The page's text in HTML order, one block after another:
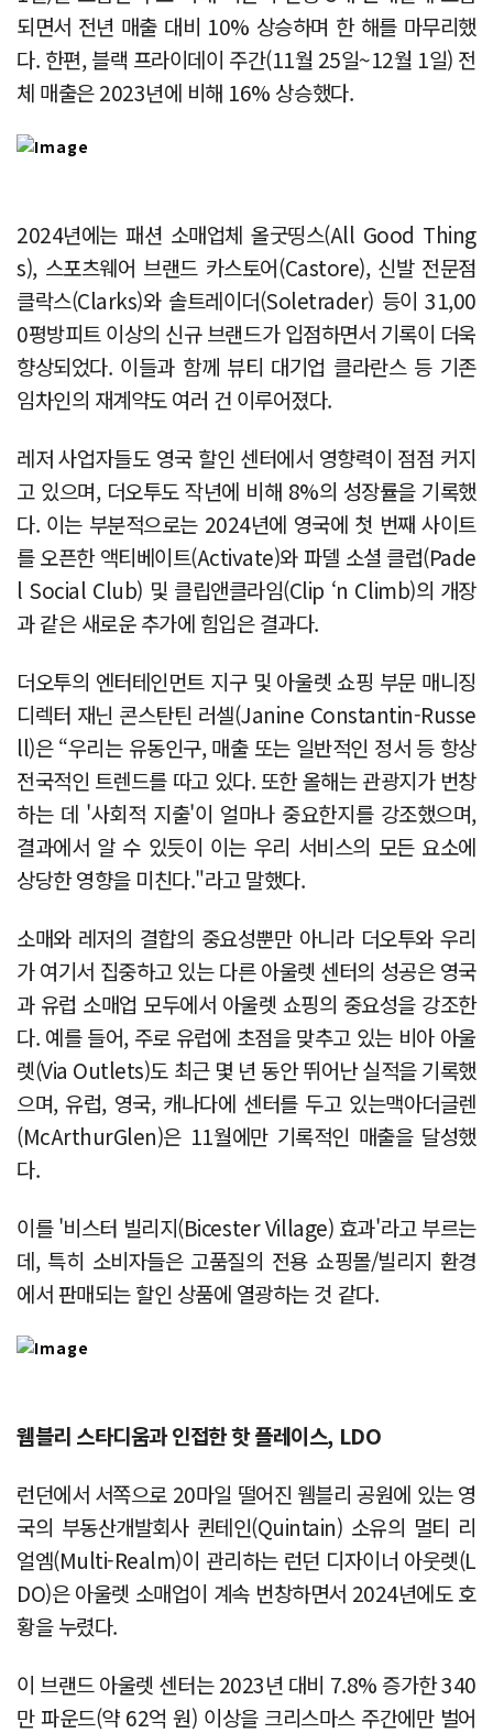
되면서 전년 매출 대비 10% 상승하며 한 해를 마무리했
다. 한편, 블랙 프라이데이 주간(11월 25일~12월 1일) 전
체 매출은 2023년에 비해 16% 상승했다.
2024년에는 패션 소매업체 올굿띵스(All Good Thing
s), 스포츠웨어 브랜드 카스토어(Castore), 신발 전문점
클락스(Clarks)와 솔트레이더(Soletrader) 등이 31,00
0평방피트 이상의 신규 브랜드가 입점하면서 기록이 더욱
향상되었다. 이들과 함께 뷰티 대기업 클라란스 등 기존
임차인의 재계약도 여러 건 이루어졌다.
레저 사업자들도 영국 할인 센터에서 영향력이 점점 커지
고 있으며, 더오투도 작년에 비해 8%의 성장률을 기록했
다. 이는 부분적으로는 2024년에 영국에 첫 번째 사이트
를 오픈한 액티베이트(Activate)와 파델 소셜 클럽(Pade
l Social Club) 및 클립앤클라임(Clip ‘n Climb)의 개장
과 같은 새로운 추가에 힘입은 결과다.
더오투의 엔터테인먼트 지구 및 아울렛 쇼핑 부문 매니징
디렉터 재닌 콘스탄틴 러셀(Janine Constantin-Russe
ll)은 “우리는 유동인구, 매출 또는 일반적인 정서 등 항상
전국적인 트렌드를 따고 있다. 또한 올해는 관광지가 번창
하는 데 '사회적 지출'이 얼마나 중요한지를 강조했으며,
결과에서 알 수 있듯이 이는 우리 서비스의 모든 요소에
상당한 영향을 미친다."라고 말했다.
소매와 레저의 결합의 중요성뿐만 아니라 더오투와 우리
가 여기서 집중하고 있는 다른 아울렛 센터의 성공은 영국
과 유럽 소매업 모두에서 아울렛 쇼핑의 중요성을 강조한
다. 예를 들어, 주로 유럽에 초점을 맞추고 있는 비아 아울
렛(Via Outlets)도 최근 몇 년 동안 뛰어난 실적을 기록했
으며, 유럽, 영국, 캐나다에 센터를 두고 있는맥아더글렌
(McArthurGlen)은 11월에만 기록적인 매출을 달성했
다.
이를 '비스터 빌리지(Bicester Village) 효과'라고 부르는
데, 특히 소비자들은 고품질의 전용 쇼핑몰/빌리지 환경
에서 판매되는 할인 상품에 열광하는 것 같다.
웸블리 스타디움과 인접한 핫 플레이스, LDO
런던에서 서쪽으로 20마일 떨어진 웸블리 공원에 있는 영
국의 부동산개발회사 퀸테인(Quintain) 소유의 멀티 리
얼엠(Multi-Realm)이 관리하는 런던 디자이너 아웃렛(L
DO)은 아울렛 소매업이 계속 번창하면서 2024년에도 호
황을 누렸다.
이 브랜드 아울렛 센터는 2023년 대비 7.8% 증가한 340
만 파운드(약 62억 원) 이상을 크리스마스 주간에만 벌어